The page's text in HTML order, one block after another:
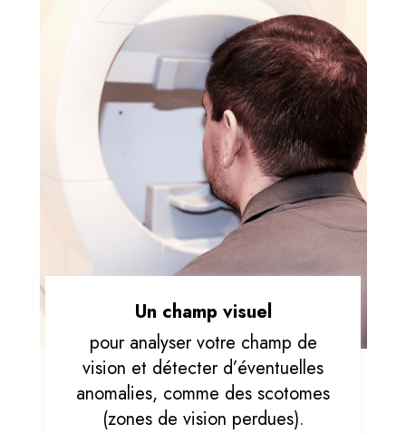
Un champ visuel
pour analyser votre champ de
vision et détecter d’éventuelles
anomalies, comme des scotomes
(zones de vision perdues).